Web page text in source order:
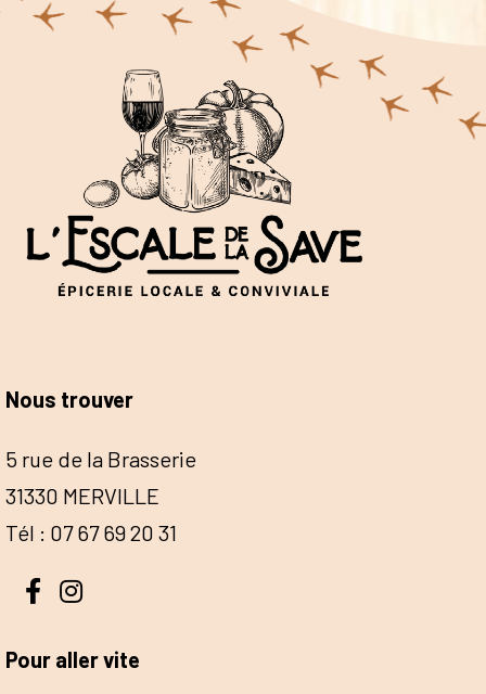
Nous trouver
5 rue de la Brasserie
31330 MERVILLE
Tél : 07 67 69 20 31
Pour aller vite